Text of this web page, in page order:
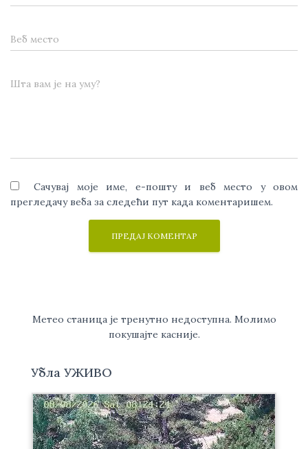
Веб место
Шта вам је на уму?
Сачувај моје име, е-пошту и веб место у овом
прегледачу веба за следећи пут када коментаришем.
Метео станица је тренутно недоступна. Молимо
покушајте касније.
Убла УЖИВО